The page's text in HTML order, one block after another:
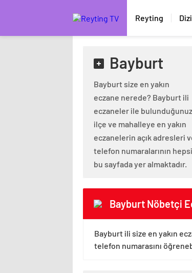
Reyting
Bayburt
Bayburt size en yakın
eczane nerede? Bayburt ili
eczaneler ile bulunduğunuz
ilçe ve mahalleye en yakın
eczanelerin açık adresleri
telefon numaralarının hepsi
bu sayfada yer almaktadır.
Bayburt Nöbetçi
Bayburt ili size en yakın
telefon numarasını